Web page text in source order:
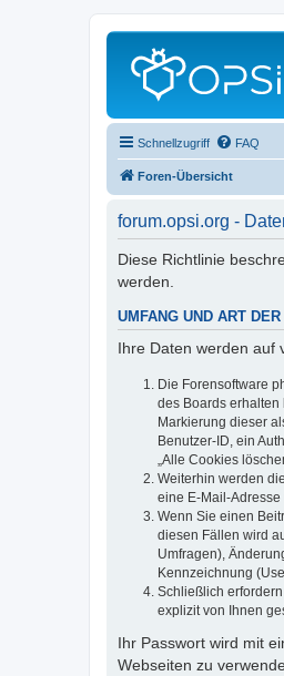
Schnellzugriff FAQ
Foren-Übersicht
forum.opsi.org -
Diese Richtlinie
werden.
UMFANG UND ART
Ihre Daten werden auf
Die Forensoftware
des Boards
Markierung dieser
Benutzer-ID, ein
„Alle Cookies
Weiterhin werden
eine E-Mail-
Wenn Sie einen
diesen Fällen wird
Umfragen),
Kennzeichnung
Schließlich
explizit von Ihnen
Ihr Passwort wird mit
Webseiten zu